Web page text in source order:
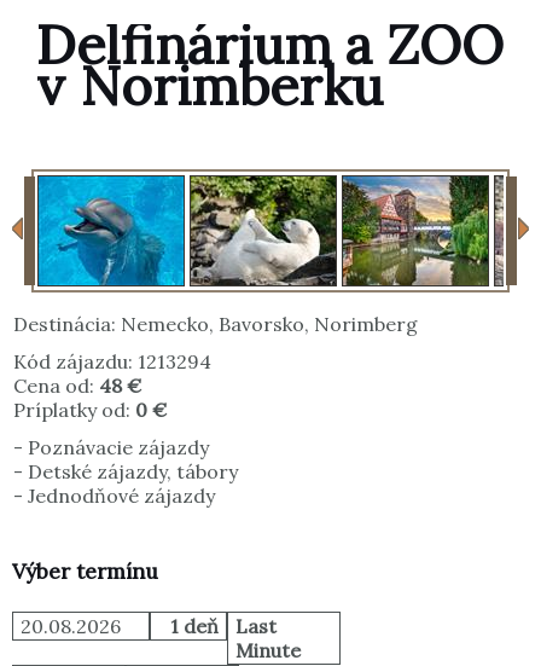
Delfinárium a ZOO
v Norimberku
Destinácia: Nemecko, Bavorsko, Norimberg
Kód zájazdu: 1213294
Cena od: 48 €
Príplatky od: 0 €
- Poznávacie zájazdy
- Detské zájazdy, tábory
- Jednodňové zájazdy
Výber termínu
20.08.2026 1 deň
Last
Minute